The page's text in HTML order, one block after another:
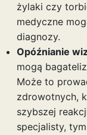
żylaki czy
medyczne
diagnozy.
Opóźnianie
mogą
Może to
zdrowotnych,
szybszej
specjalisty,